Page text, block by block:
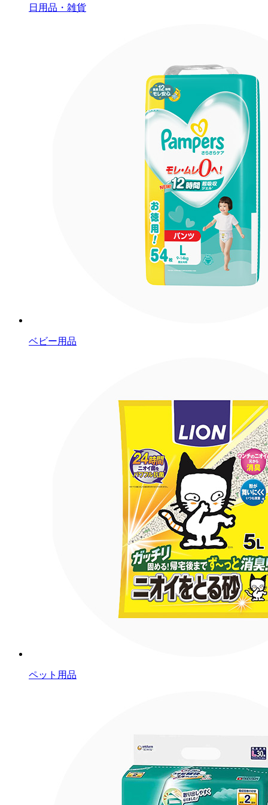
日用品・雑貨
ベビー用品
ペット用品